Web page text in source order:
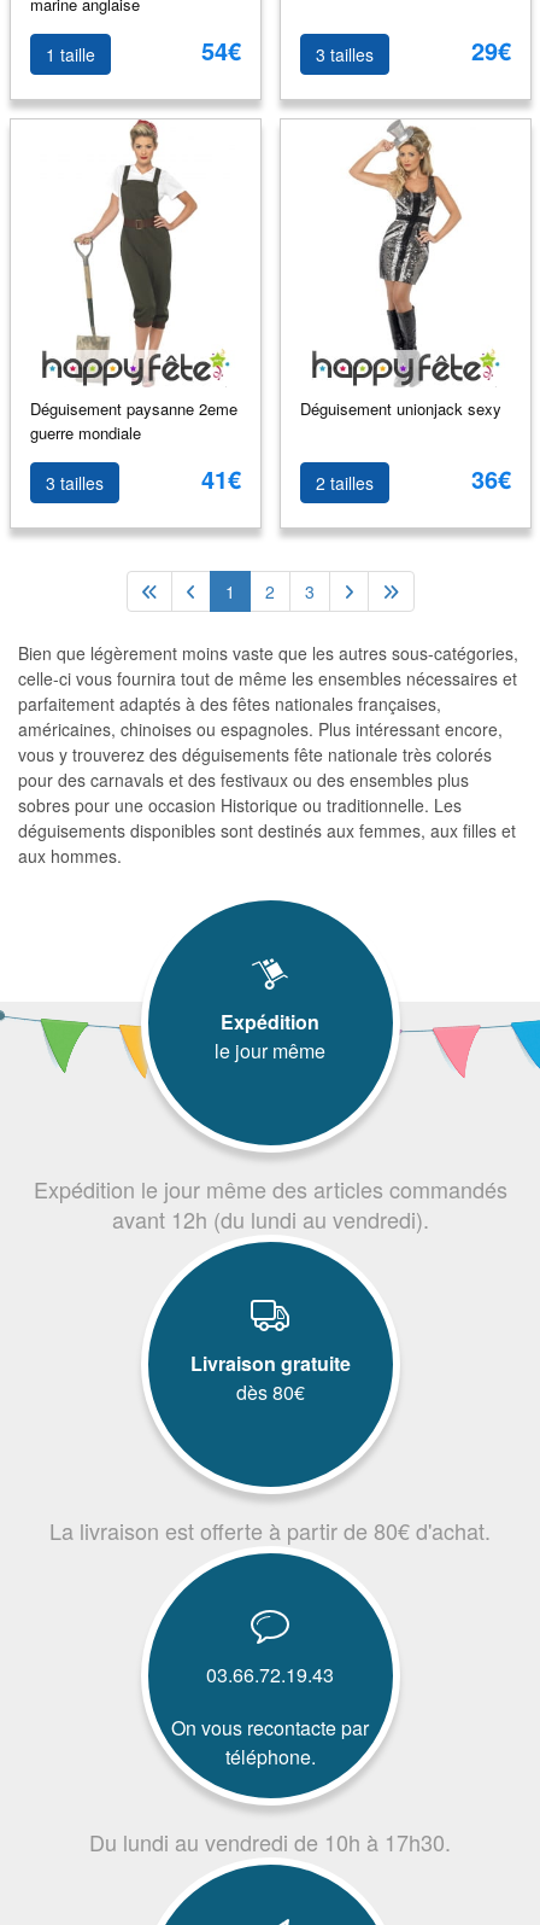
1 taille 54€ 3 tailles 29€
Déguisement paysanne 2eme
guerre mondiale
3 tailles 41€
Déguisement unionjack sexy
2 tailles 36€
1 2 3
Bien que légèrement moins vaste que les autres sous-catégories,
celle-ci vous fournira tout de même les ensembles nécessaires et
parfaitement adaptés à des fêtes nationales françaises,
américaines, chinoises ou espagnoles. Plus intéressant encore,
vous y trouverez des déguisements fête nationale très colorés
pour des carnavals et des festivaux ou des ensembles plus
sobres pour une occasion Historique ou traditionnelle. Les
déguisements disponibles sont destinés aux femmes, aux filles et
aux hommes.
Expédition
le jour même
Expédition le jour même des articles commandés
avant 12h (du lundi au vendredi).
Livraison gratuite
dès 80€
La livraison est offerte à partir de 80€ d'achat.
03.66.72.19.43
On vous recontacte par
téléphone.
Du lundi au vendredi de 10h à 17h30.